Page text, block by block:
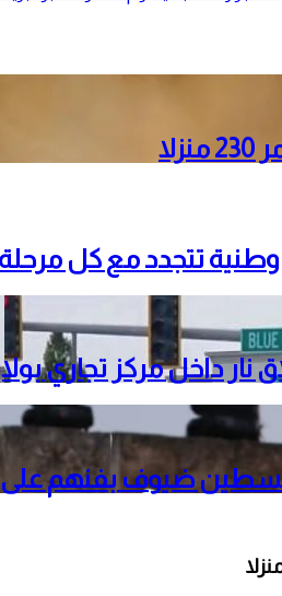
تتجدد مع كل
ضيوف بفنهم على